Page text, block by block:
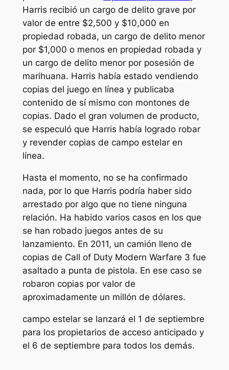
Harris recibió un cargo de delito grave por
valor de entre $2,500 y $10,000 en
propiedad robada, un cargo de delito menor
por $1,000 o menos en propiedad robada y
un cargo de delito menor por posesión de
marihuana. Harris había estado vendiendo
copias del juego en línea y publicaba
contenido de sí mismo con montones de
copias. Dado el gran volumen de producto,
se especuló que Harris había logrado robar
y revender copias de campo estelaren
línea.
Hasta el momento, no se ha confirmado
nada, por lo que Harris podría haber sido
arrestado por algo que no tiene ninguna
relación. Ha habido varios casos en los que
se han robado juegos antes de su
lanzamiento. En 2011, un camión lleno de
copias de Call of Duty Modern Warfare 3 fue
asaltado a punta de pistola. En ese caso se
robaron copias por valor de
aproximadamente un millón de dólares.
campo estelarse lanzará el 1 de septiembre
para los propietarios de acceso anticipado y
el 6 de septiembre para todos los demás.